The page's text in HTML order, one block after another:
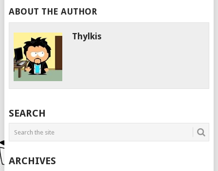
ABOUT THE AUTHOR
Thylkis
SEARCH
ARCHIVES